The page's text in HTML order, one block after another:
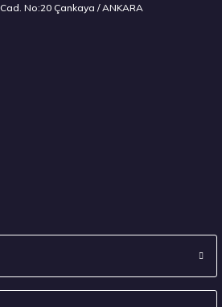
No:20 Çankaya / ANKARA